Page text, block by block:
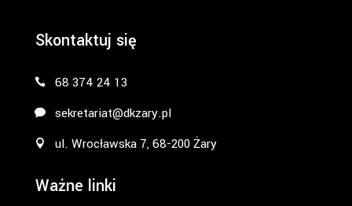
Skontaktuj się
68 374 24 13
sekretariat@dkzary.pl
ul. Wrocławska 7, 68-200 Żary
Ważne linki